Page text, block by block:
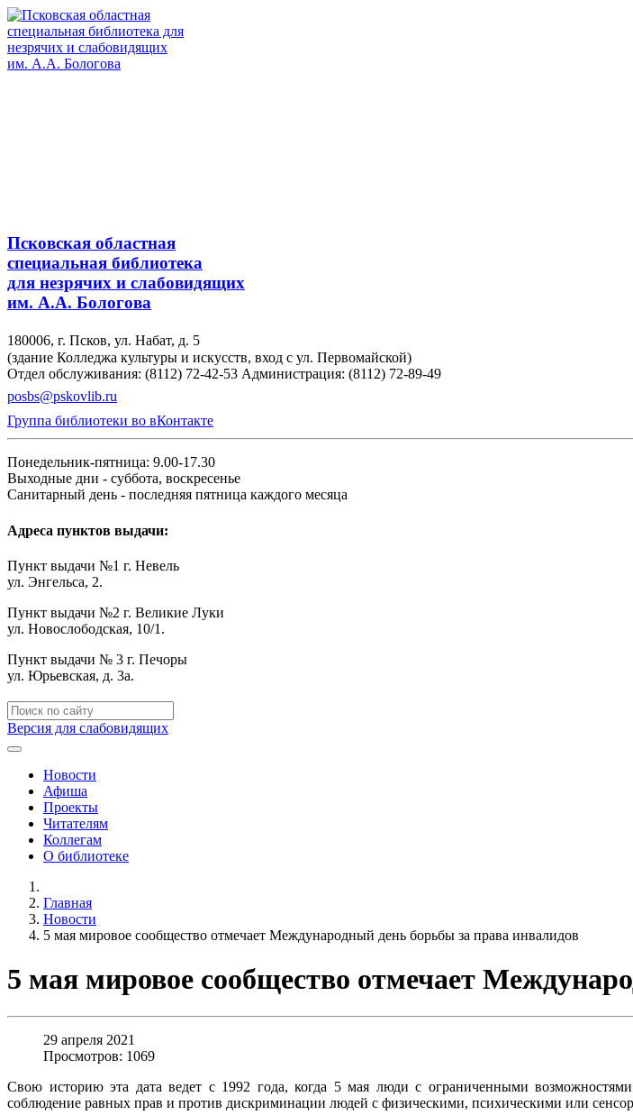
Псковская областная
специальная библиотека
для незрячих и слабовидящих
им. А.А. Бологова
180006, г. Псков, ул. Набат, д. 5
(здание Колледжа культуры и искусств, вход с ул. Первомайской)
Отдел обслуживания: (8112) 72-42-53 Администрация: (8112) 72-89-49
posbs@pskovlib.ru
Группа библиотеки во вКонтакте
Понедельник-пятница: 9.00-17.30
Выходные дни - суббота, воскресенье
Санитарный день - последняя пятница каждого месяца
Адреса пунктов выдачи:
Пункт выдачи №1 г. Невель
ул. Энгельса, 2.
Пункт выдачи №2 г. Великие Луки
ул. Новослободская, 10/1.
Пункт выдачи № 3 г. Печоры
ул. Юрьевская, д. 3а.
Версия для слабовидящих
Новости
Афиша
Проекты
Читателям
Коллегам
О библиотеке
Главная
Новости
5 мая мировое сообщество отмечает Международный день борьбы за права инвалидов
5 мая мировое сообщество отмечает
29 апреля 2021
Просмотров: 1069
Свою историю эта дата ведет с 1992 года, когда 5 мая люди с ограниченными
соблюдение равных прав и против дискриминации людей с физическими, психическими или